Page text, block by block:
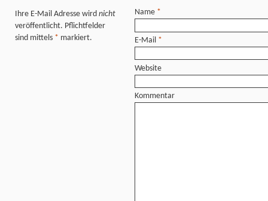
Ihre E-Mail Adresse wird nicht
veröffentlicht. Pflichtfelder
sind mittels * markiert.
Name *
E-Mail *
Website
Kommentar